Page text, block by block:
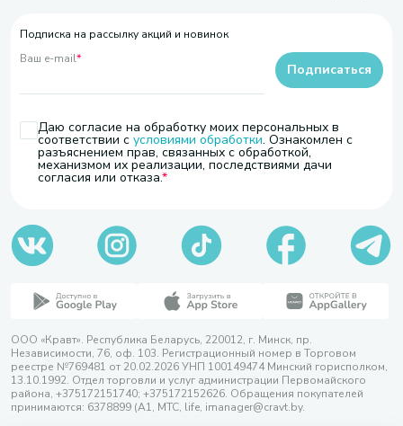
Подписка на рассылку акций и новинок
Ваш e-mail*
Даю согласие на обработку моих персональных в
соответствии с условиями обработки. Ознакомлен с
разъяснением прав, связанных с обработкой,
механизмом их реализации, последствиями дачи
согласия или отказа.
Подписаться
ООО «Кравт». Республика Беларусь, 220012, г. Минск, пр.
Независимости, 76, оф. 103. Регистрационный номер в Торговом
реестре №769481 от 20.02.2026 УНП 100149474 Минский горисполком,
13.10.1992. Отдел торговли и услуг администрации Первомайского
района, +375172151740; +375172152626. Обращения покупателей
принимаются: 6378899 (А1, МТС, life, imanager@cravt.by.